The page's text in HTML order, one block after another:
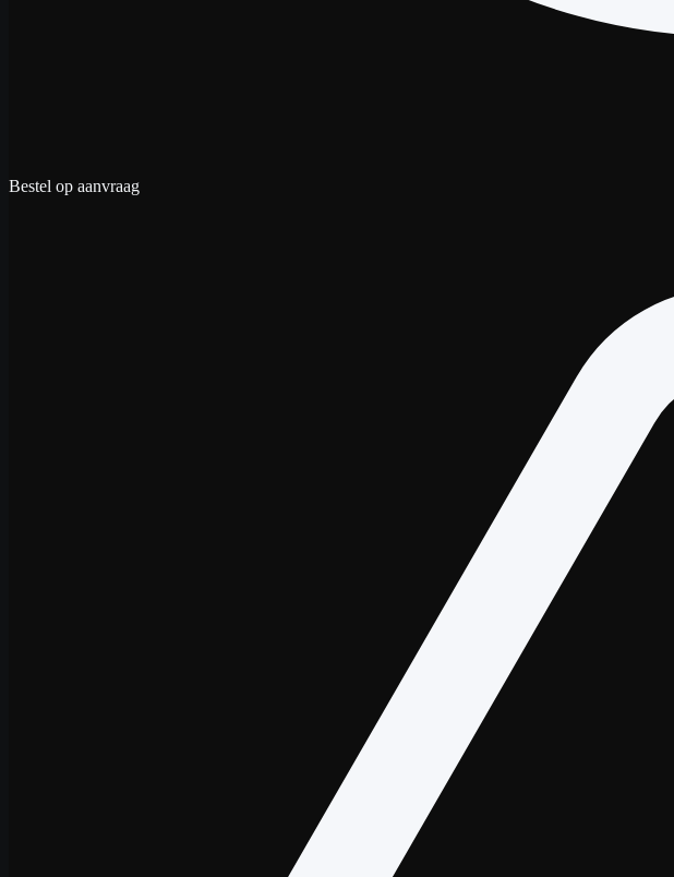
Bestel op aanvraag